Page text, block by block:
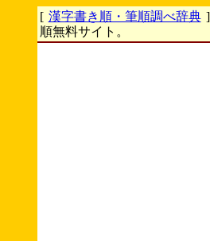
[ 漢字書き順・筆順調べ辞典
順無料サイト。